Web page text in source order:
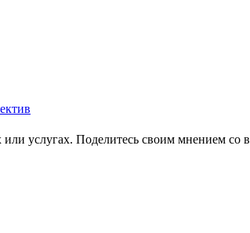
услугах. Поделитесь своим мнением со